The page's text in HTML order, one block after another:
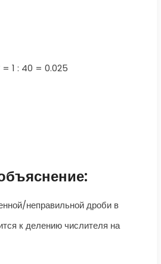
= 1 : 40 = 0.025
неправильной дроби в
к делению числителя на